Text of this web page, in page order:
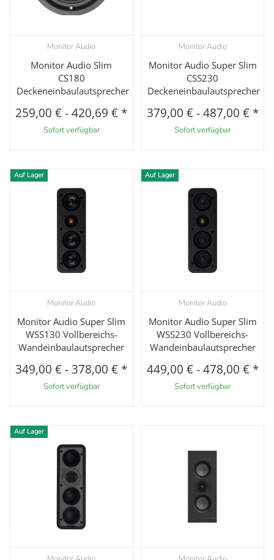
Monitor Audio
Monitor Audio Slim
CS180
Deckeneinbaulautsprecher
259,00 €-420,69 € *
Sofort verfügbar
Monitor Audio
Monitor Audio Super Slim
CSS230
Deckeneinbaulautsprecher
379,00 €-487,00 € *
Sofort verfügbar
Auf Lager
Monitor Audio
Monitor Audio Super Slim
WSS130 Vollbereichs-
Wandeinbaulautsprecher
349,00 €-378,00 € *
Sofort verfügbar
Auf Lager
Monitor Audio
Monitor Audio Super Slim
WSS230 Vollbereichs-
Wandeinbaulautsprecher
449,00 €-478,00 € *
Sofort verfügbar
Auf Lager